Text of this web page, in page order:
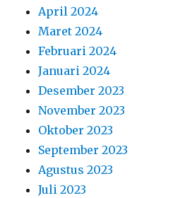
April 2024
Maret 2024
Februari 2024
Januari 2024
Desember 2023
November 2023
Oktober 2023
September 2023
Agustus 2023
Juli 2023